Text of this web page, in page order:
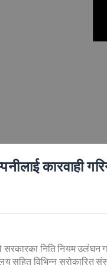
कारवाही
निति नियम उलंघन
सहित विभिन्न सरोकारित